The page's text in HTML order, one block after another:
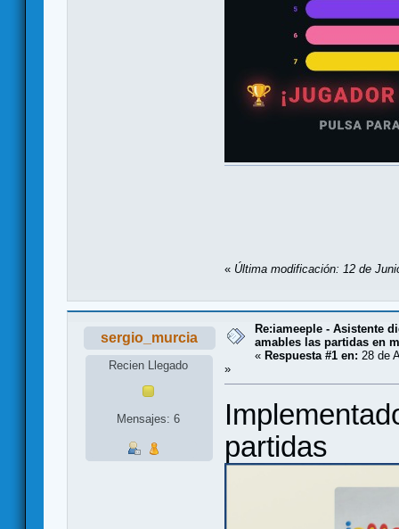
« Última modificación: 12 de
sergio_murcia
Recien Llegado
Mensajes: 6
Re:iameeple - Asistente
amables las partidas en
« Respuesta #1 en: 28 de
»
partidas